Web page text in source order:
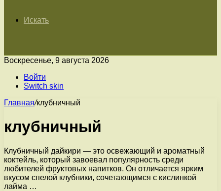
Искать
Воскресенье, 9 августа 2026
Войти
Switch skin
Главная/клубничный
клубничный
Клубничный дайкири — это освежающий и ароматный
коктейль, который завоевал популярность среди
любителей фруктовых напитков. Он отличается ярким
вкусом спелой клубники, сочетающимся с кислинкой
лайма …